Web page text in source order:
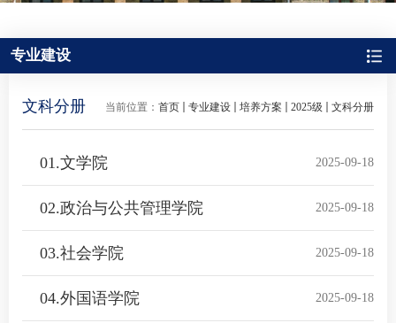
专业建设
当前位置： 首页 专业建设 培养方案 2025级 文科分册
文科分册
01.文学院 2025-09-18
02.政治与公共管理学院 2025-09-18
03.社会学院 2025-09-18
04.外国语学院 2025-09-18